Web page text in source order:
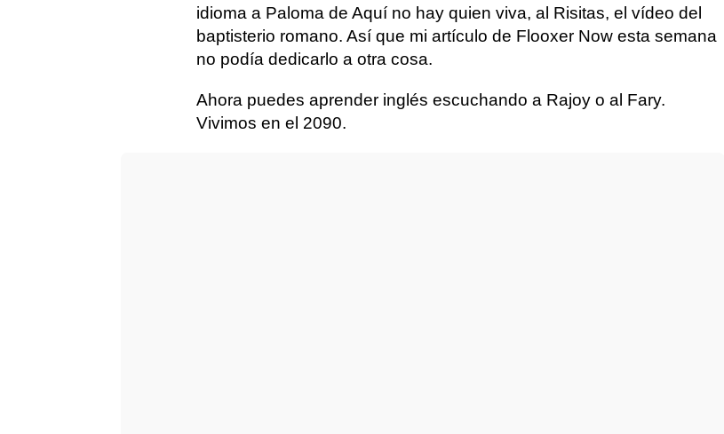
idioma a Paloma de Aquí no hay quien viva, al Risitas, el vídeo del
baptisterio romano. Así que mi artículo de Flooxer Now esta semana
no podía dedicarlo a otra cosa.
Ahora puedes aprender inglés escuchando a Rajoy o al Fary.
Vivimos en el 2090.